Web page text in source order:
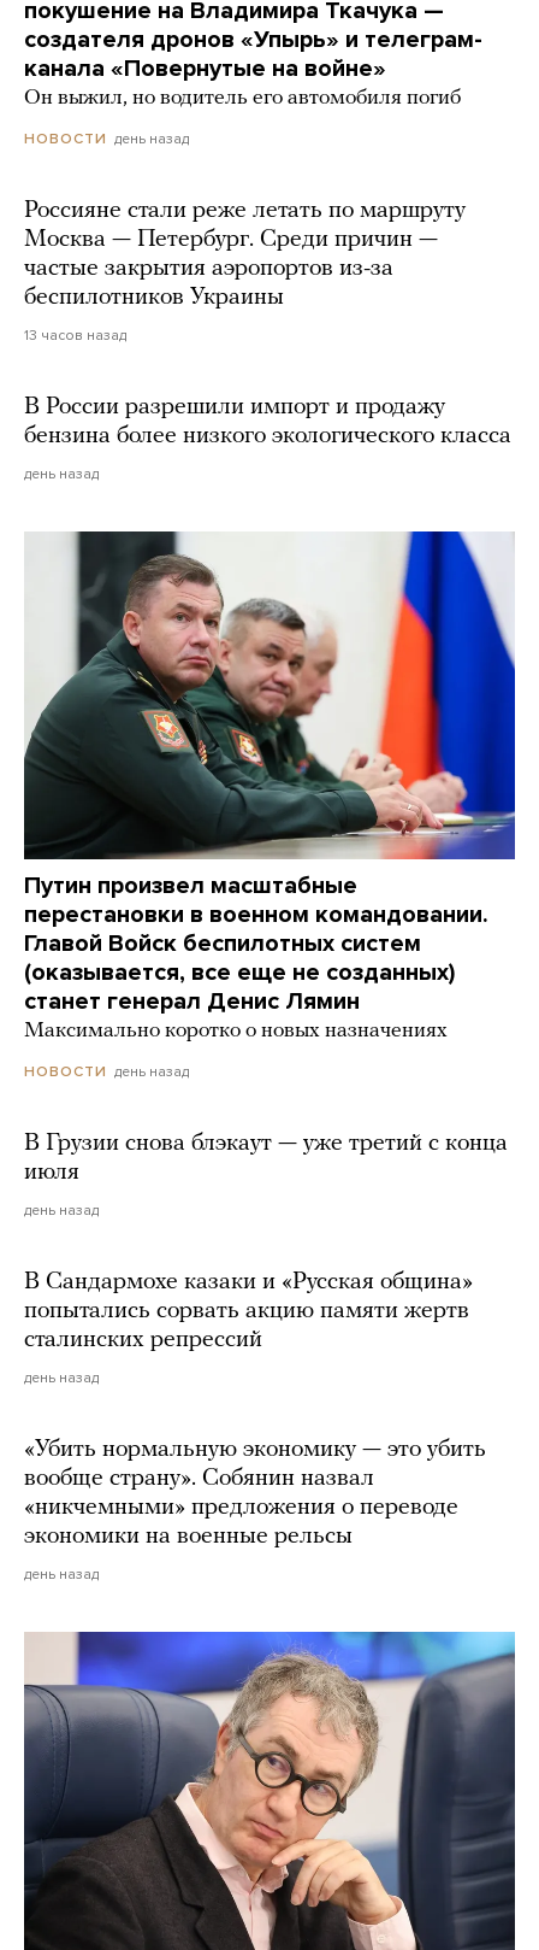
покушение на Владимира Ткачука —
создателя дронов «Упырь» и телеграм-
канала «Повернутые на войне»
Он выжил, но водитель его автомобиля погиб
НОВОСТИ день назад
Россияне стали реже летать по маршруту
Москва — Петербург. Среди причин —
частые закрытия аэропортов из-за
беспилотников Украины
13 часов назад
В России разрешили импорт и продажу
бензина более низкого экологического класса
день назад
Путин произвел масштабные
перестановки в военном командовании.
Главой Войск беспилотных систем
(оказывается, все еще не созданных)
станет генерал Денис Лямин
Максимально коротко о новых назначениях
НОВОСТИ день назад
В Грузии снова блэкаут — уже третий с конца
июля
день назад
В Сандармохе казаки и «Русская община»
попытались сорвать акцию памяти жертв
сталинских репрессий
день назад
«Убить нормальную экономику — это убить
вообще страну». Собянин назвал
«никчемными» предложения о переводе
экономики на военные рельсы
день назад